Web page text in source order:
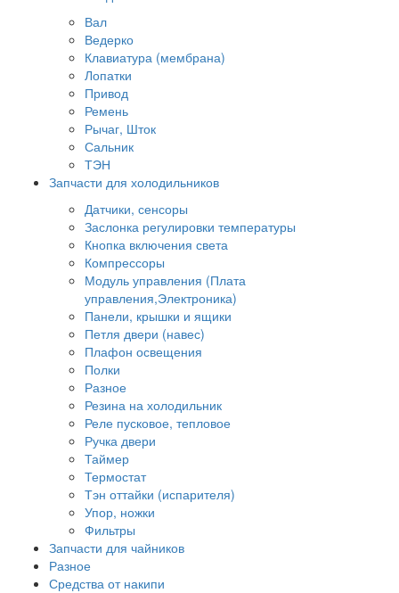
Вал
Ведерко
Клавиатура (мембрана)
Лопатки
Привод
Ремень
Рычаг, Шток
Сальник
ТЭН
Запчасти для холодильников
Датчики, сенсоры
Заслонка регулировки температуры
Кнопка включения света
Компрессоры
Модуль управления (Плата
управления,Электроника)
Панели, крышки и ящики
Петля двери (навес)
Плафон освещения
Полки
Разное
Резина на холодильник
Реле пусковое, тепловое
Ручка двери
Таймер
Термостат
Тэн оттайки (испарителя)
Упор, ножки
Фильтры
Запчасти для чайников
Разное
Средства от накипи